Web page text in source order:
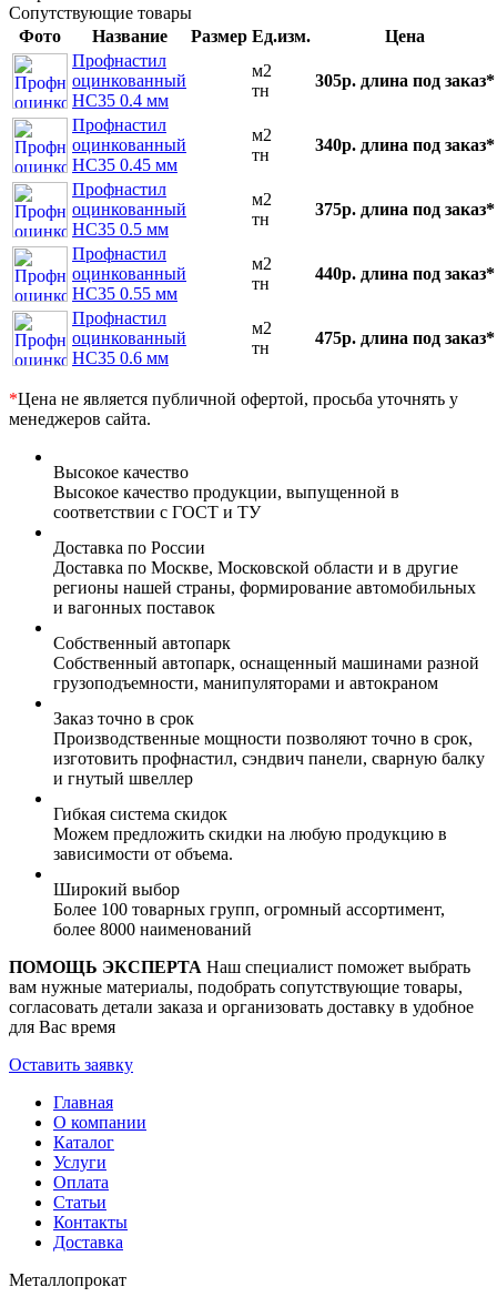
Сопутствующие товары
Фото
Название Размер Ед.изм.
Цена
Профнастил
оцинкованный
НС35 0.4 мм
м2
тн
305р. длина под заказ*
Профнастил
оцинкованный
НС35 0.45 мм
м2
тн
340р. длина под заказ*
Профнастил
оцинкованный
НС35 0.5 мм
м2
тн
375р. длина под заказ*
Профнастил
оцинкованный
НС35 0.55 мм
м2
тн
440р. длина под заказ*
Профнастил
оцинкованный
НС35 0.6 мм
м2
тн
475р. длина под заказ*
*Цена не является публичной офертой, просьба уточнять у
менеджеров сайта.
Высокое качество
Высокое качество продукции, выпущенной в
соответствии с ГОСТ и ТУ
Доставка по России
Доставка по Москве, Московской области и в другие
регионы нашей страны, формирование автомобильных
и вагонных поставок
Собственный автопарк
Собственный автопарк, оснащенный машинами разной
грузоподъемности, манипуляторами и автокраном
Заказ точно в срок
Производственные мощности позволяют точно в срок,
изготовить профнастил, сэндвич панели, сварную балку
и гнутый швеллер
Гибкая система скидок
Можем предложить скидки на любую продукцию в
зависимости от объема.
Широкий выбор
Более 100 товарных групп, огромный ассортимент,
более 8000 наименований
ПОМОЩЬ ЭКСПЕРТА Наш специалист поможет выбрать
вам нужные материалы, подобрать сопутствующие товары,
согласовать детали заказа и организовать доставку в удобное
для Вас время
Оставить заявку
Главная
О компании
Каталог
Услуги
Оплата
Статьи
Контакты
Доставка
Металлопрокат